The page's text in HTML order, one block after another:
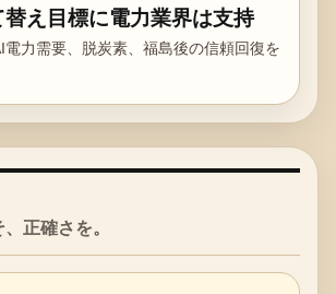
え目標に電力業界は支持
電力需要、脱炭素、福島後の信頼回復を
正確さを。